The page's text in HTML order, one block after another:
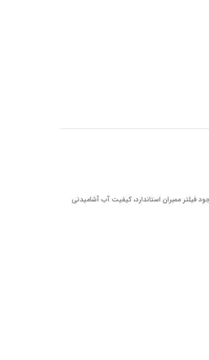
ممبران استاندارد، کیفیت آب آشامیدنی